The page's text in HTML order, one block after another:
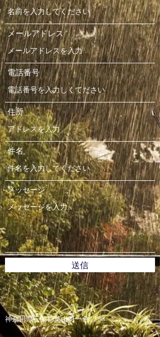
神奈川県三浦郡葉山町一色1338
メールアドレス
電話番号
住所
件名
メッセージ
送信